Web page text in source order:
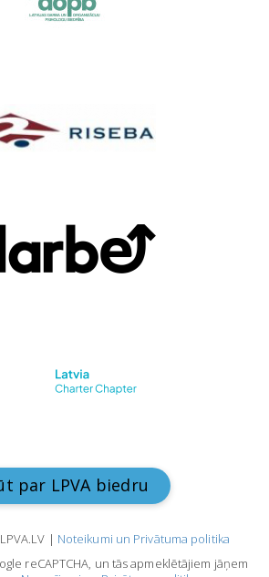
par LPVA biedru
| Noteikumi un Privātuma politika
reCAPTCHA, un tās apmeklētājiem jāņem